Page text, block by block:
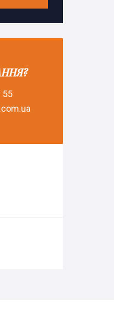
55